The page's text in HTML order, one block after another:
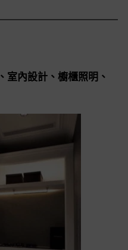
室內設計、櫥櫃照明、